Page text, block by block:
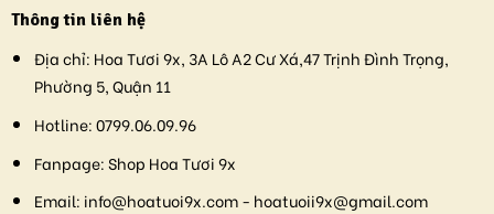
Thông tin liên hệ
Địa chỉ: Hoa Tươi 9x, 3A Lô A2 Cư Xá,47 Trịnh Đình Trọng,
Phường 5, Quận 11
Hotline:0799.06.09.96
Fanpage:Shop Hoa Tươi 9x
Email: info@hoatuoi9x.com - hoatuoii9x@gmail.com